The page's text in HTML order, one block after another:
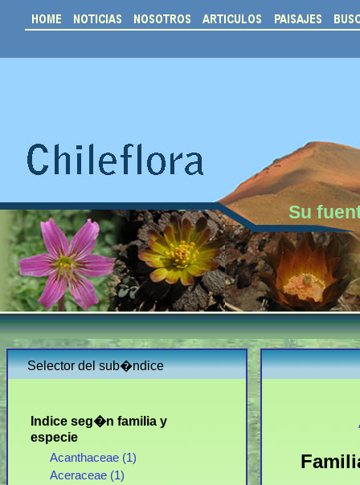
Su
Selector del sub�ndice
Indice seg�n familia y
especie
Acanthaceae (1)
Aceraceae (1)